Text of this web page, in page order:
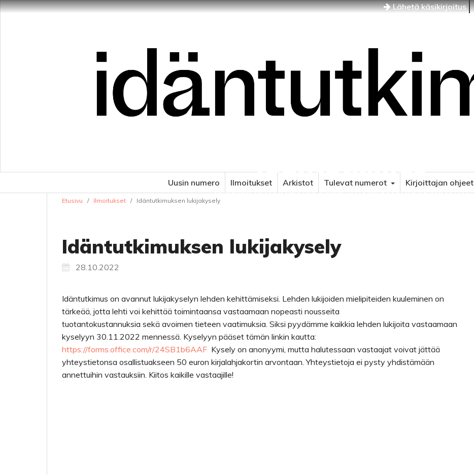
Lähetä käsikirjoitus
Idäntutkimus
VENÄJÄN JA ITÄISEN EUROOPAN TUTKIMUKSEN AIKAKAUSLEHTI
Uusin numero Ilmoitukset Arkistot Tulevat numerot Kirjoittajan ohjeet
Etusivu / Ilmoitukset / Idäntutkimuksen lukijakysely
Idäntutkimuksen lukijakysely
28.10.2022
Idäntutkimus on avannut lukijakyselyn lehden kehittämiseksi. Lehden lukijoiden mielipiteiden kuuleminen on
tärkeää, jotta lehti voi kehittää toimintaansa vastaamaan nopeasti nousseita
tuotantokustannuksia sekä avoimen tieteen vaatimuksia. Siksi pyydämme kaikkia lehden lukijoita vastaamaan
kyselyyn 30.11.2022 mennessä. Kyselyyn pääset tämän linkin kautta:
https://forms.office.com/r/24SB1b6AAF Kysely on anonyymi, mutta halutessaan vastaajat voivat jättää
yhteystietonsa osallistuakseen 50 euron kirjalahjakortin arvontaan. Yhteystietoja ei pysty yhdistämään
annettuihin vastauksiin. Kiitos kaikille vastaajille!